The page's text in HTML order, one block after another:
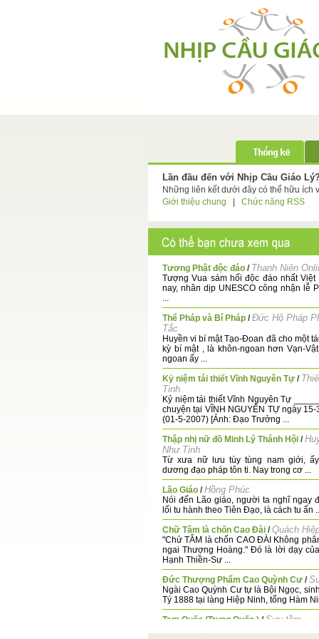
Lần đầu đến với Nhịp Cầu Giáo
Những liên kết dưới đây có thể hữu ích
Giới thiệu chung
Chức năng RSS
Tương Phật độc đáo / Thanh Niên
Tượng Vua sám hối độc đáo nhất Việt
nay, nhân dịp UNESCO công nhận lễ
...
Thể Pháp và Bí Pháp /Đức Hộ Pháp
Tắc
Huyền vi bí mật Tạo-Đoan đã cho một
kỳ bí mật , là khôn-ngoan hơn Vạn-
ngoan ấy ...
Kỷ niệm tái thiết Vĩnh Nguyên Tự /
Tinh
Kỷ niệm tái thiết Vĩnh Nguyên Tự
chuyện tại VĨNH NGUYÊN TỰ ngày
(01-5-2007) [Ảnh: Đạo Trưởng ...
Thập nhị nữ đồ Minh Lý Thánh Hội /
Như Tịnh
Từ xưa nữ lưu tùy tùng nam giới,
dương đạo pháp tôn ti. Nay trong cơ ...
Lão Giáo /Hồng Phúc
Nói đến Lão giáo, người ta nghĩ ngay
lối tu hành theo Tiên Đạo, là cách tu ẩn
Chữ Tâm là chốn Cao Đài /Quách
"Chử TÂM là chốn CAO ĐÀI Không
ngai Thượng Hoàng." Đó là lời dạy
Hạnh Thiền-Sư ...
Đức Thượng Phẩm Cao Quỳnh Cư /
Ngài Cao Quỳnh Cư tự là Bội Ngọc,
Tý 1888 tại làng Hiệp Ninh, tổng Hàm
Tam Quốc (Trung Quốc ) / Sưu tầm